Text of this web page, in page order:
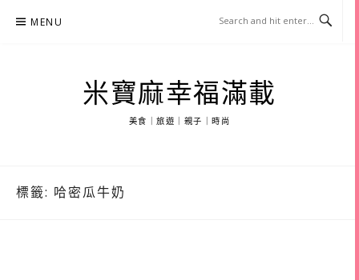
MENU
米寶麻幸福滿載
美食｜旅遊｜親子｜時尚
標籤: 哈密瓜牛奶